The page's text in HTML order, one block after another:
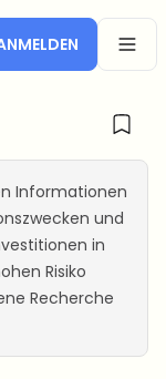
Informationen
und
in
Risiko
Recherche